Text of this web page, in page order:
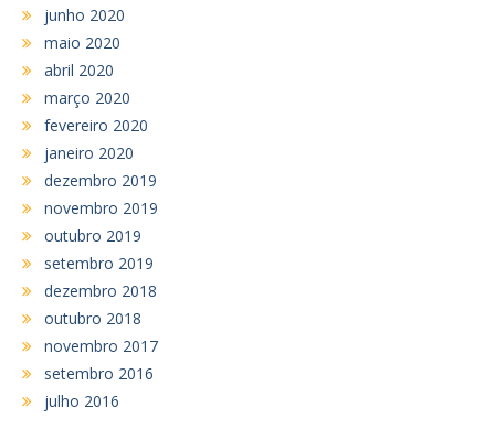
junho 2020
maio 2020
abril 2020
março 2020
fevereiro 2020
janeiro 2020
dezembro 2019
novembro 2019
outubro 2019
setembro 2019
dezembro 2018
outubro 2018
novembro 2017
setembro 2016
julho 2016